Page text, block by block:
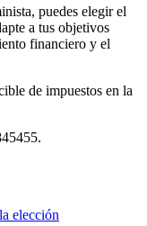
puedes elegir el
a tus objetivos
financiero y el
de impuestos en la
elección